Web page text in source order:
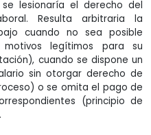
lesionaría el derecho del
Resulta arbitraria la
cuando no sea posible
legítimos para su
cuando se dispone un
sin otorgar derecho de
o se omita el pago de
(principio de